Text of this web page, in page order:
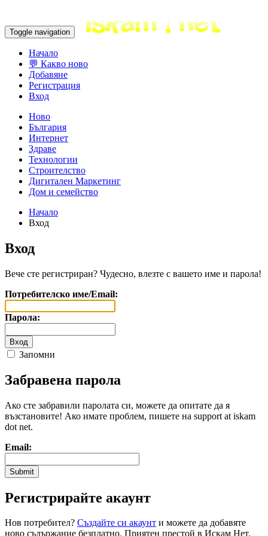
Toggle navigation
Начало
💬 Какво ново
Добавяне
Регистрация
Вход
Ново
България
Интернет
Здраве
Технологии
Строителство
Дигитален Маркетинг
Дом и семейство
Начало
Вход
Вход
Вече сте регистриран? Чудесно, влезте с вашето име и парола!
Потребителско име/Email:
Парола:
Запомни
Забравена парола
Ако сте забравили паролата си, можете да опитате да я
възстановите! Ако имате проблем, пишете на support at iskam
dot net.
Email:
Регистрирайте акаунт
Нов потребител? Създайте си акаунт и можете да добавяте
ново съдържание безплатно. Приятен престой в Искам Нет.